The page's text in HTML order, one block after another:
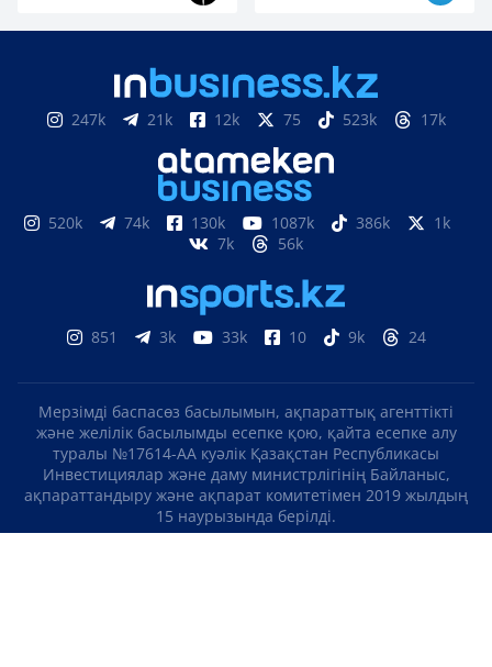
247k 21k 12k 75 523k 17k
520k 74k 130k 1087k 386k
1k
7k
56k
851 3k 33k 10 9k 24
Мерзімді баспасөз басылымын, ақпараттық агенттікті
және желілік басылымды есепке қою, қайта есепке алу
туралы №17614-АА куәлік Қазақстан Республикасы
Инвестициялар және даму министрлігінің Байланыс,
ақпараттандыру және ақпарат комитетімен 2019 жылдың
15 наурызында берілді.